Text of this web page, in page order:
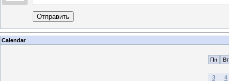
Отправить
Calendar
Пн
Вт
3
4